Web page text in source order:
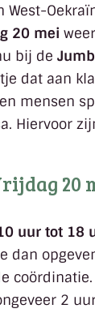
20 mei
bij de
dat aan
mensen
Hiervoor
20
uur tot 18
dan
2